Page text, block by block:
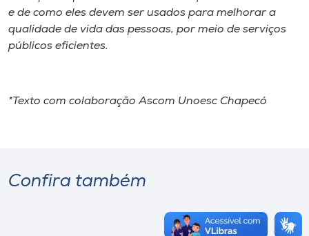
e de como eles devem ser usados para melhorar a
qualidade de vida das pessoas, por meio de serviços
públicos eficientes.
*Texto com colaboração Ascom Unoesc Chapecó
Confira também